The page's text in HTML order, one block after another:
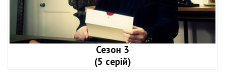
Сезон 3
(5 серій)